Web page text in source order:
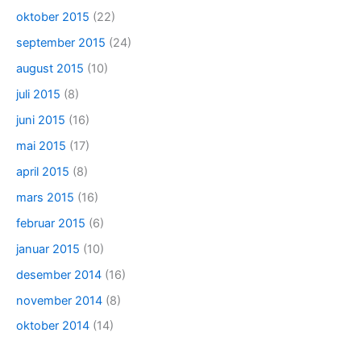
oktober 2015 (22)
september 2015 (24)
august 2015 (10)
juli 2015 (8)
juni 2015 (16)
mai 2015 (17)
april 2015 (8)
mars 2015 (16)
februar 2015 (6)
januar 2015 (10)
desember 2014 (16)
november 2014 (8)
oktober 2014 (14)